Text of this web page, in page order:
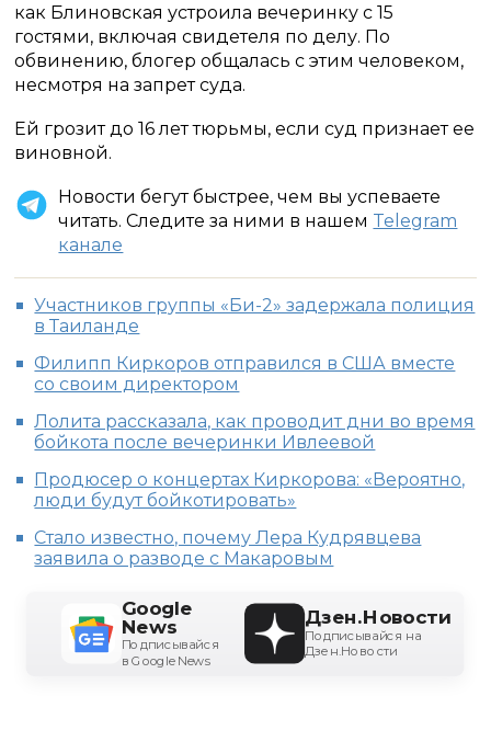
как Блиновская устроила вечеринку с 15
гостями, включая свидетеля по делу. По
обвинению, блогер общалась с этим человеком,
несмотря на запрет суда.
Ей грозит до 16 лет тюрьмы, если суд признает ее
виновной.
Новости бегут быстрее, чем вы успеваете
читать. Следите за ними в нашем Telegram
канале
Участников группы «Би-2» задержала полиция
в Таиланде
Филипп Киркоров отправился в США вместе
со своим директором
Лолита рассказала, как проводит дни во время
бойкота после вечеринки Ивлеевой
Продюсер о концертах Киркорова: «Вероятно,
люди будут бойкотировать»
Стало известно, почему Лера Кудрявцева
заявила о разводе с Макаровым
Google
News
Подписывайся
в Google News
Дзен.Новости
Подписывайся на
Дзен.Новости